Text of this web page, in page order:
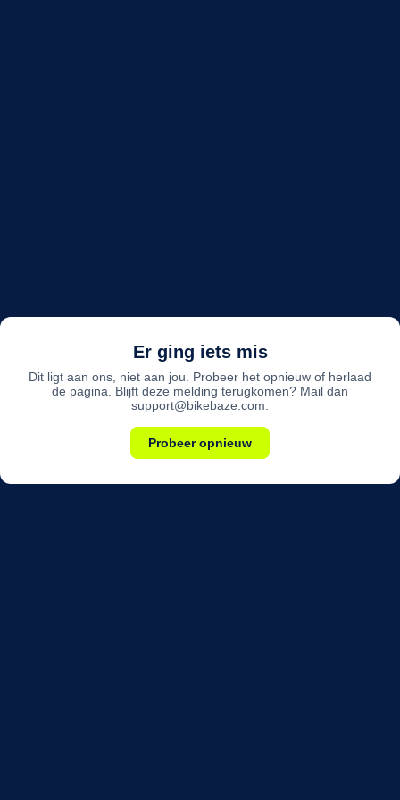
Er ging iets mis
Dit ligt aan ons, niet aan jou. Probeer het opnieuw of herlaad
de pagina. Blijft deze melding terugkomen? Mail dan
support@bikebaze.com.
Probeer opnieuw